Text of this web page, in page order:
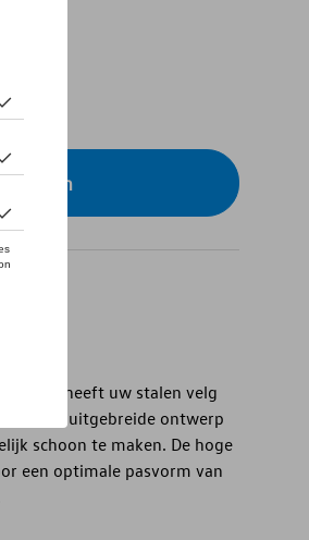
16 inch heeft uw stalen velg
Het uitgebreide ontwerp
schoon te maken. De hoge
een optimale pasvorm van